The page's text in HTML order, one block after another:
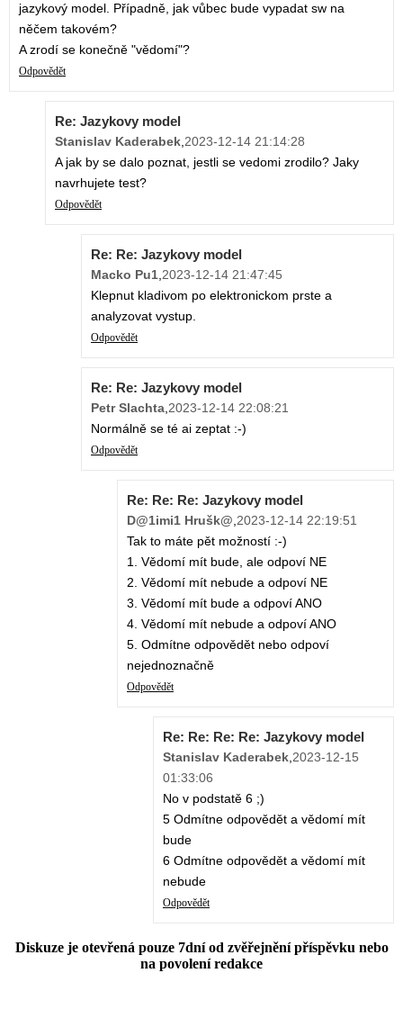
jazykový model. Případně, jak vůbec bude vypadat sw na
něčem takovém?
A zrodí se konečně "vědomí"?
Odpovědět
Re: Jazykovy model
Stanislav Kaderabek 2023-12-14 21:14:28
A jak by se dalo poznat, jestli se vedomi zrodilo? Jaky
navrhujete test?
Odpovědět
Re: Re: Jazykovy model
Macko Pu1 2023-12-14 21:47:45
Klepnut kladivom po elektronickom prste a
analyzovat vystup.
Odpovědět
Re: Re: Jazykovy model
Petr Slachta 2023-12-14 22:08:21
Normálně se té ai zeptat :-)
Odpovědět
Re: Re: Re: Jazykovy model
D@1imi1 Hrušk@ 2023-12-14 22:19:51
Tak to máte pět možností :-)
1. Vědomí mít bude, ale odpoví NE
2. Vědomí mít nebude a odpoví NE
3. Vědomí mít bude a odpoví ANO
4. Vědomí mít nebude a odpoví ANO
5. Odmítne odpovědět nebo odpoví
nejednoznačně
Odpovědět
Re: Re: Re: Re: Jazykovy model
Stanislav Kaderabek 2023-12-15
01:33:06
No v podstatě 6 ;)
5 Odmítne odpovědět a vědomí mít
bude
6 Odmítne odpovědět a vědomí mít
nebude
Odpovědět
Diskuze je otevřená pouze 7dní od zvěřejnění příspěvku nebo
na povolení redakce